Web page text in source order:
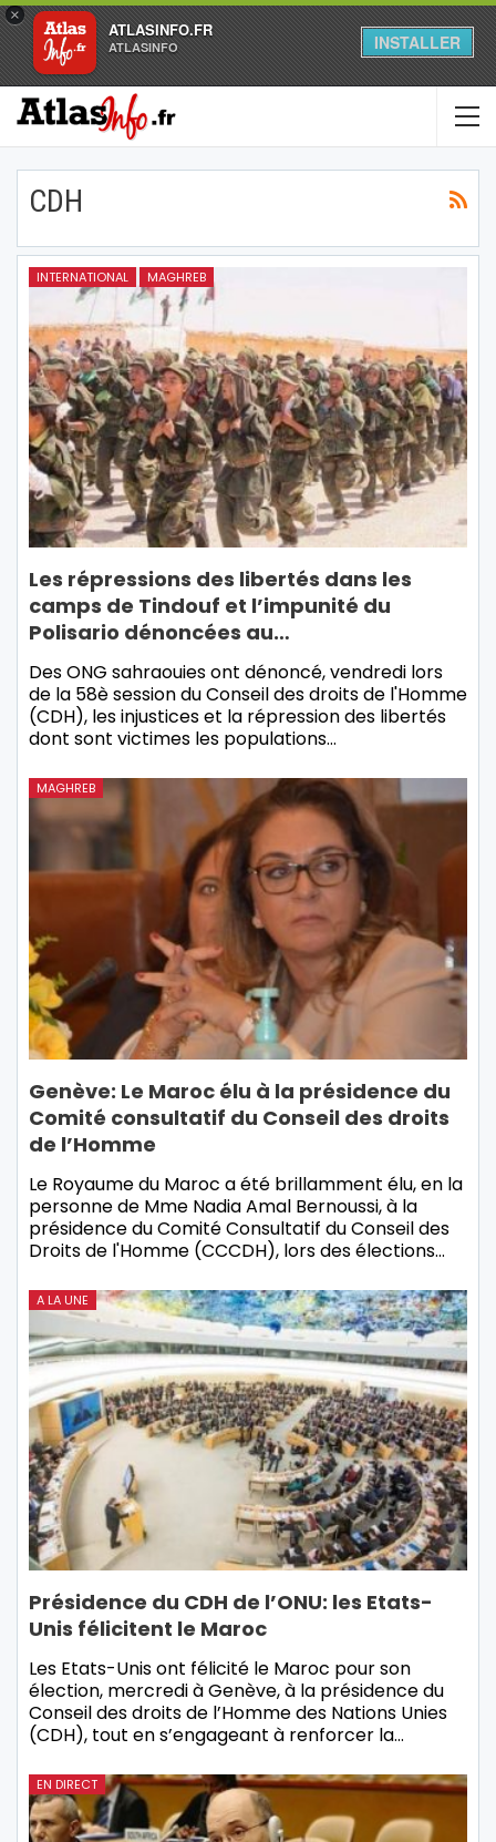
×
ATLASINFO.FR
ATLASINFO INSTALLER
CDH
INTERNATIONAL MAGHREB
Les répressions des libertés dans les
camps de Tindouf et l’impunité du
Polisario dénoncées au…
Des ONG sahraouies ont dénoncé, vendredi lors
de la 58è session du Conseil des droits de l'Homme
(CDH), les injustices et la répression des libertés
dont sont victimes les populations…
MAGHREB
Genève: Le Maroc élu à la présidence du
Comité consultatif du Conseil des droits
de l’Homme
Le Royaume du Maroc a été brillamment élu, en la
personne de Mme Nadia Amal Bernoussi, à la
présidence du Comité Consultatif du Conseil des
Droits de l'Homme (CCCDH), lors des élections…
A LA UNE
Présidence du CDH de l’ONU: les Etats-
Unis félicitent le Maroc
Les Etats-Unis ont félicité le Maroc pour son
élection, mercredi à Genève, à la présidence du
Conseil des droits de l’Homme des Nations Unies
(CDH), tout en s’engageant à renforcer la…
EN DIRECT